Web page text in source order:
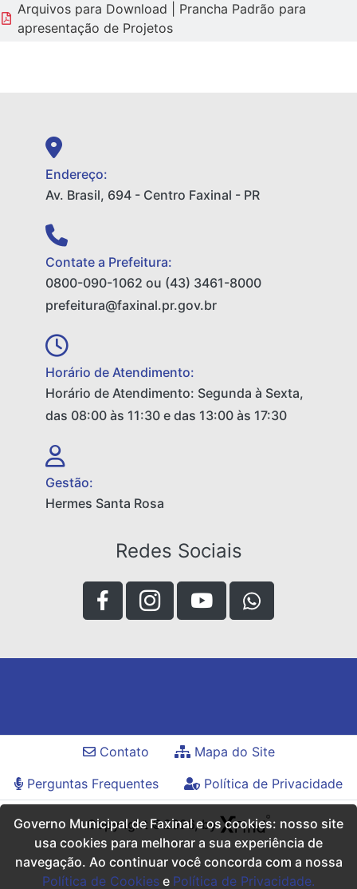
Arquivos para Download | Prancha Padrão para
apresentação de Projetos
Endereço:
Av. Brasil, 694 - Centro Faxinal - PR
Contate a Prefeitura:
0800-090-1062 ou (43) 3461-8000
prefeitura@faxinal.pr.gov.br
Horário de Atendimento:
Horário de Atendimento: Segunda à Sexta,
das 08:00 às 11:30 e das 13:00 às 17:30
Gestão:
Hermes Santa Rosa
Redes Sociais
Contato
Mapa do Site
Perguntas Frequentes
Política de Privacidade
Copyright ©2026, by
Governo Municipal de Faxinal e os cookies: nosso site
usa cookies para melhorar a sua experiência de
navegação. Ao continuar você concorda com a nossa
Política de Cookies e Política de Privacidade.